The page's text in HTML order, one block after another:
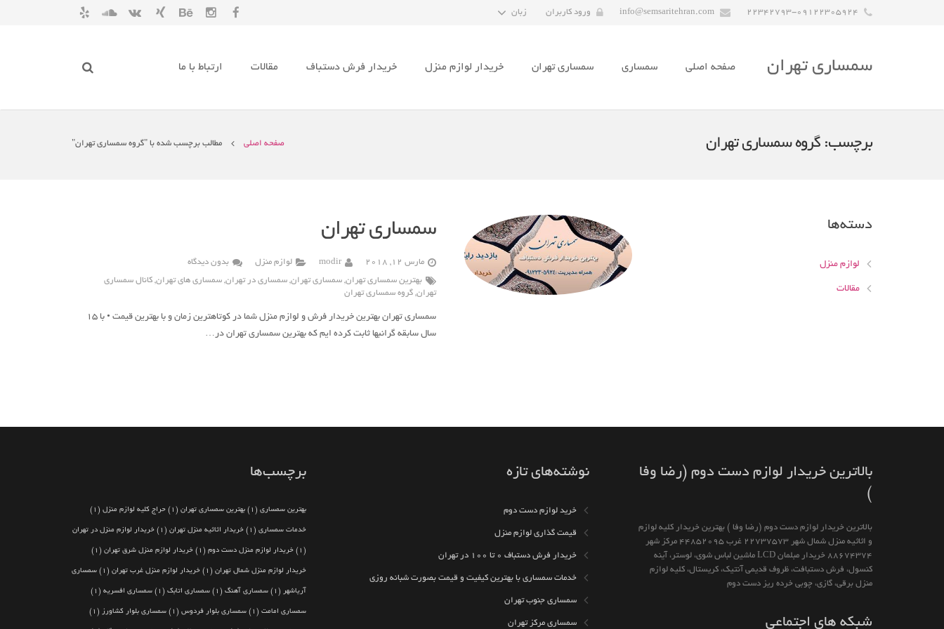
22342793-09122305924
info@semsaritehran.com ورود کاربران زبان
سمساری تهران صفحه اصلی سمساری سمساری تهران خریدار لوازم منزل خریدار فرش دستباف مقالات ارتباط با ما
برچسب: گروه سمساری تهران صفحه اصلی مطالب برچسب شده با "گروه سمساری تهران"
سمساری تهران
مارس 12, 2018 modir لوازم منزل بدون دیدگاه
بهترین سمساری تهران,سمساری تهران,سمساری در تهران,سمساری های تهران,کانال سمساری
تهران,گروه سمساری تهران
سمساری تهران بهترین خریدار فرش و لوازم منزل شما در کوتاهترین زمان و با بهترین قیمت • با ۱۵
سال سابقه گرانبها ثابت کرده ایم که بهترین سمساری تهران در…
دسته‌ها
لوازم منزل
مقالات
بالاترين خريدار لوازم دست دوم (رضا وفا
)
بالاترين خريدار لوازم دست دوم (رضا وفا ) بهترین خريدار كليه لوازم
و اثاثیه منزل شمال شهر 22737573 غرب 44852095 مركز شهر
88674374 خريدار مبلمان LCD ماشين لباس شوى، لوستر، آينه
كنسول، فرش دستبافت، ظروف قديمى آنتيك، كريستال، كليه لوازم
منزل برقى، گازى، چوبى خرده ريز دست دوم
شبکه های اجتماعی
نوشته‌های تازه
خرید لوازم دست دوم
قیمت گذاری لوازم منزل
خریدار فرش دستباف ۰ تا ۱۰۰ در تهران
خدمات سمساری با بهترین کیفیت و قیمت بصورت شبانه روزی
سمساری جنوب تهران
سمساری مرکز تهران
برچسب‌ها
بهترین سمساری(1) بهترین سمساری تهران(1) حراج کلیه لوازم منزل(1)
خدمات سمساری(1) خریدار اثاثیه منزل تهران(1) خریدار لوازم منزل در تهران
(1) خریدار لوازم منزل دست دوم(1) خریدار لوازم منزل شرق تهران(1)
خریدار لوازم منزل شمال تهران(1) خریدار لوازم منزل غرب تهران(1) سمساری
آریاشهر (1) سمساری آهنگ(1) سمساری اتابک(1) سمساری افسریه(1)
سمساری امامت(1) سمساری بلوار فردوس(1) سمساری بلوار کشاورز (1)